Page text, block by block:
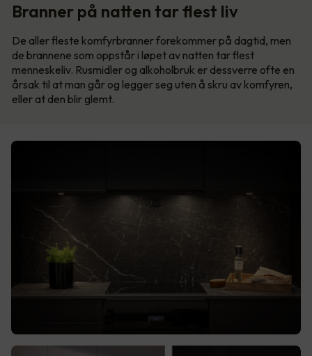
Branner på natten tar flest liv
De aller fleste komfyrbranner forekommer på dagtid, men
de brannene som oppstår i løpet av natten tar flest
menneskeliv. Rusmidler og alkoholbruk er dessverre ofte en
årsak til at man går og legger seg uten å skru av komfyren,
eller at den blir glemt.